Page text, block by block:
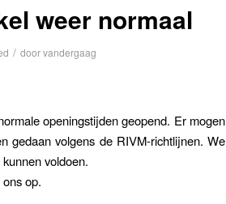
weer normaal
/ doorvandergaag
openingstijden geopend. Er mogen
gedaan volgens de RIVM-richtlijnen. We
voldoen.
op.